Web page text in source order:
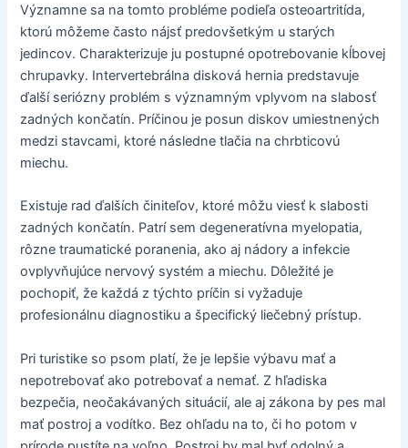
Významne sa na tomto probléme podieľa osteoartritída,
ktorú môžeme často nájsť predovšetkým u starých
jedincov. Charakterizuje ju postupné opotrebovanie kĺbovej
chrupavky. Intervertebrálna disková hernia predstavuje
ďalší seriózny problém s významným vplyvom na slabosť
zadných končatín. Príčinou je posun diskov umiestnených
medzi stavcami, ktoré následne tlačia na chrbticovú
miechu.
Existuje rad ďalších činiteľov, ktoré môžu viesť k slabosti
zadných končatín. Patrí sem degeneratívna myelopatia,
rôzne traumatické poranenia, ako aj nádory a infekcie
ovplyvňujúce nervový systém a miechu. Dôležité je
pochopiť, že každá z týchto príčin si vyžaduje
profesionálnu diagnostiku a špecifický liečebný prístup.
Pri turistike so psom platí, že je lepšie výbavu mať a
nepotrebovať ako potrebovať a nemať. Z hľadiska
bezpečia, neočakávaných situácií, ale aj zákona by pes mal
mať postroj a vodítko. Bez ohľadu na to, či ho potom v